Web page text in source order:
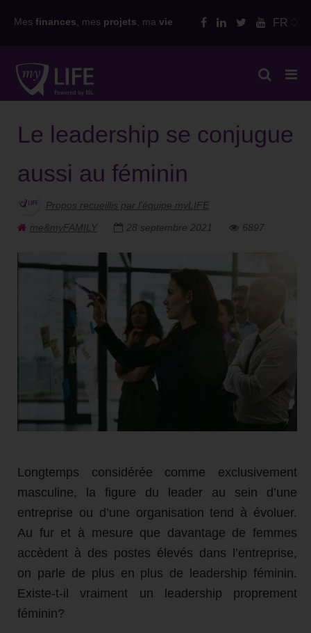
to
Mes finances , mes projets , ma vie FR
Le leadership se conjugue
aussi au féminin
Propos recueillis par l'équipe myLIFE
me&myFAMILY
28 septembre 2021 6897
Longtemps considérée comme exclusivement
masculine, la figure du leader au sein d’une
entreprise ou d’une organisation tend à évoluer.
Au fur et à mesure que davantage de femmes
accèdent à des postes élevés dans l’entreprise,
on parle de plus en plus de leadership féminin.
Existe-t-il vraiment un leadership proprement
féminin?